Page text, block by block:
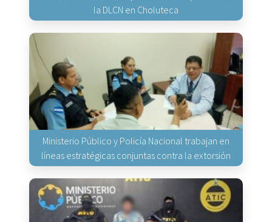
la DLCN en Choluteca
Ministerio Público y Policía Nacional trabajan en
líneas estratégicas conjuntas contra la extorsión